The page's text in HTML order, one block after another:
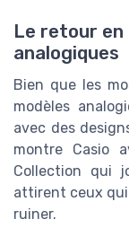
Le retour
analogiques
Bien que les
modèles
avec des
montre Casio
Collection qui
attirent ceux qui
ruiner.